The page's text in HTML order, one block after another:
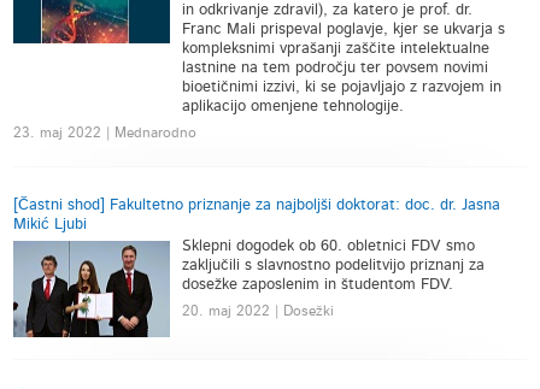
in odkrivanje zdravil), za katero je prof. dr.
Franc Mali prispeval poglavje, kjer se ukvarja s
kompleksnimi vprašanji zaščite intelektualne
lastnine na tem področju ter povsem novimi
bioetičnimi izzivi, ki se pojavljajo z razvojem in
aplikacijo omenjene tehnologije.
23. maj 2022 | Mednarodno
[Častni shod] Fakultetno priznanje za najboljši doktorat: doc. dr. Jasna
Mikić Ljubi
Sklepni dogodek ob 60. obletnici FDV smo
zaključili s slavnostno podelitvijo priznanj za
dosežke zaposlenim in študentom FDV.
20. maj 2022 | Dosežki